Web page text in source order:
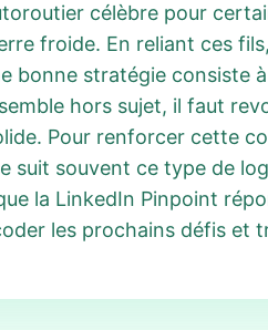
célèbre pour
froide. En reliant ces
bonne stratégie consiste
hors sujet, il faut
Pour renforcer cette
suit souvent ce type de
la LinkedIn Pinpoint
les prochains défis